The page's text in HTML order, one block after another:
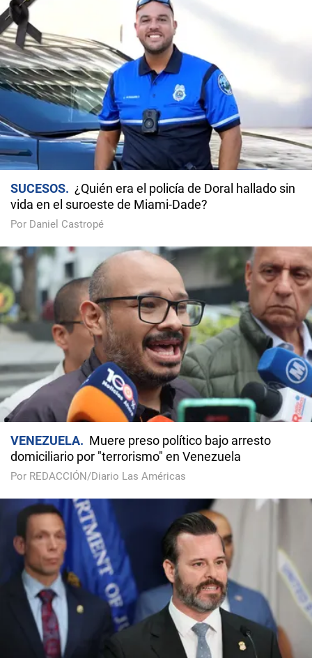
SUCESOS
¿Quién era el policía de Doral hallado sin
vida en el suroeste de Miami-Dade?
Por Daniel Castropé
VENEZUELA
Muere preso político bajo arresto
domiciliario por "terrorismo" en Venezuela
Por REDACCIÓN/Diario Las Américas